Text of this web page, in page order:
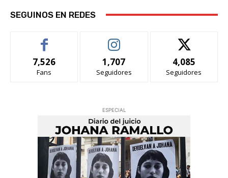
SEGUINOS EN REDES
7,526
Fans
1,707
Seguidores
4,085
Seguidores
ESPECIAL